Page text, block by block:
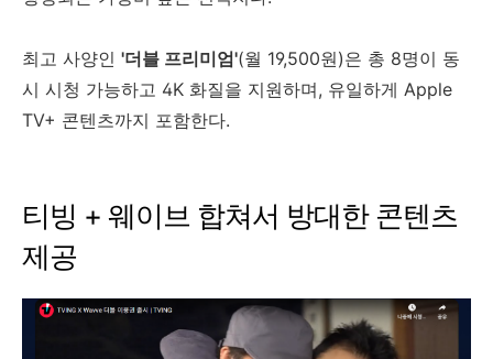
최고 사양인 '더블 프리미엄'(월 19,500원)은 총 8명이 동
시 시청 가능하고 4K 화질을 지원하며, 유일하게 Apple
TV+ 콘텐츠까지 포함한다.
티빙 + 웨이브 합쳐서 방대한 콘텐츠
제공